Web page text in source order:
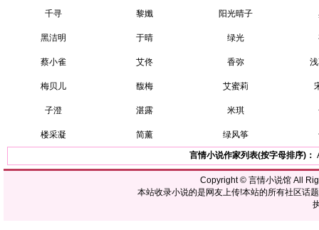
千寻 黎孅 阳光晴子
黑洁明 于晴 绿光
蔡小雀 艾佟 香弥
梅贝儿 馥梅 艾蜜莉
子澄 湛露 米琪
楼采凝 简薰 绿风筝
言情小说作家列表(按字母排序)：
Copyright © 言情小说馆All
本站收录小说的是网友上传!本站的所有社区话